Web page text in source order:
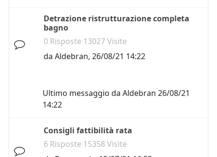
Detrazione ristrutturazione completa
bagno
0 Risposte 13027 Visite
da Aldebran, 26/08/21 14:22
Ultimo messaggio da Aldebran 26/08/21
14:22
Consigli fattibilità rata
6 Risposte 15358 Visite